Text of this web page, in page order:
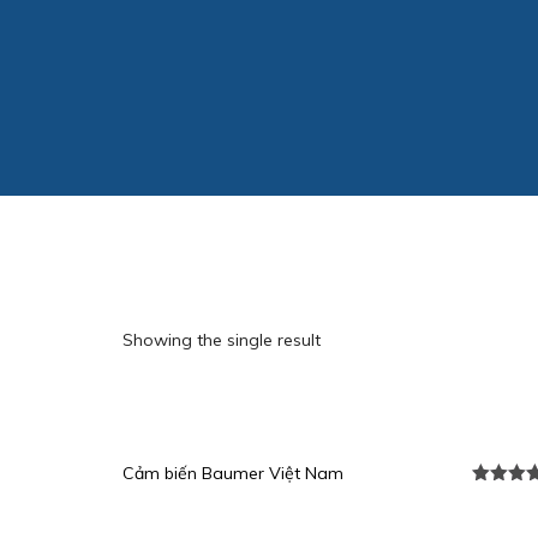
Showing the single result
Cảm biến Baumer Việt Nam